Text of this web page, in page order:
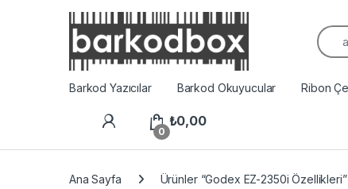
Barkod Yazıcılar Barkod Okuyucular Ribon
0
₺0,00
Ana Sayfa Ürünler “Godex EZ-2350i